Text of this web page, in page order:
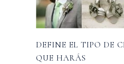
DEFINE EL TIPO DE
QUE HARÁS